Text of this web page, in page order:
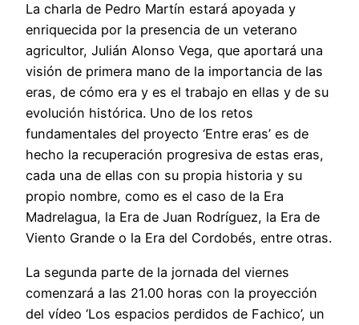
La charla de Pedro Martín estará apoyada y
enriquecida por la presencia de un veterano
agricultor, Julián Alonso Vega, que aportará una
visión de primera mano de la importancia de las
eras, de cómo era y es el trabajo en ellas y de su
evolución histórica. Uno de los retos
fundamentales del proyecto ‘Entre eras’ es de
hecho la recuperación progresiva de estas eras,
cada una de ellas con su propia historia y su
propio nombre, como es el caso de la Era
Madrelagua, la Era de Juan Rodríguez, la Era de
Viento Grande o la Era del Cordobés, entre otras.
La segunda parte de la jornada del viernes
comenzará a las 21.00 horas con la proyección
del vídeo ‘Los espacios perdidos de Fachico’, un